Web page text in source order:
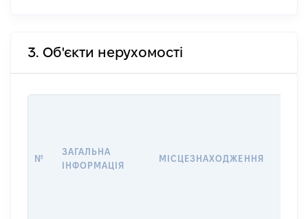
3. Об'єкти нерухомості
№
ЗАГАЛЬНА
ІНФОРМАЦІЯ
МІСЦЕЗНАХОДЖЕННЯ